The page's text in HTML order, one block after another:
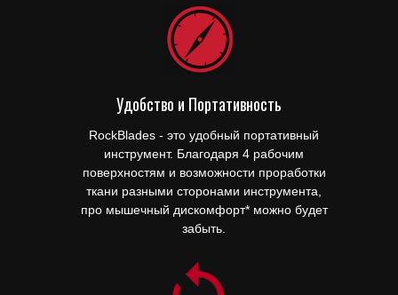
Удобство и Портативность
RockBlades - это удобный портативный
инструмент. Благодаря 4 рабочим
поверхностям и возможности проработки
ткани разными сторонами инструмента,
про мышечный дискомфорт* можно будет
забыть.